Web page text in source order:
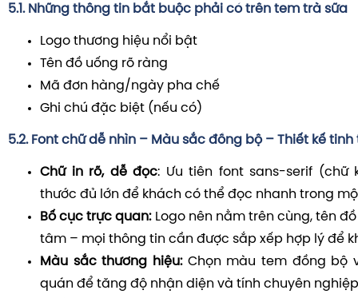
5.1. Những thông tin bắt buộc phải có trên tem trà sữa
Logo thương hiệu nổi bật
Tên đồ uống rõ ràng
Mã đơn hàng/ngày pha chế
Ghi chú đặc biệt (nếu có)
5.2. Font chữ dễ nhìn – Màu sắc đồng bộ – Thiết kế tinh
Chữ in rõ, dễ đọc: Ưu tiên font sans-serif (chữ
thước đủ lớn để khách có thể đọc nhanh trong
Bố cục trực quan: Logo nên nằm trên cùng, tên
tâm – mọi thông tin cần được sắp xếp hợp lý để
Màu sắc thương hiệu: Chọn màu tem đồng bộ
quán để tăng độ nhận diện và tính chuyên nghiệp